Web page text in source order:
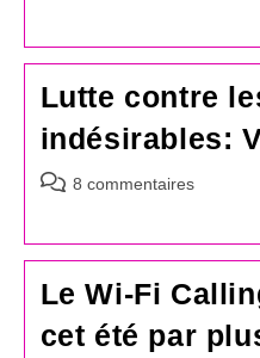
publication :
Lutte contre
indésirables:
Commentaires
publication :
8 commentaires
Le Wi-Fi
cet été par